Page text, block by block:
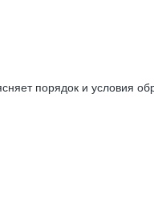
порядок и условия